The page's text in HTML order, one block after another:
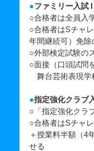
●ファミリー入試 I
○合格者は全員入
○合格者はSチャ
年間継続可）免除
○外部検定試験の
○面接（口頭試問
舞台芸術表現学
●指定強化クラブ
○「指定強化クラ
○合格者はSチャ
＋授業料半額（4
せる